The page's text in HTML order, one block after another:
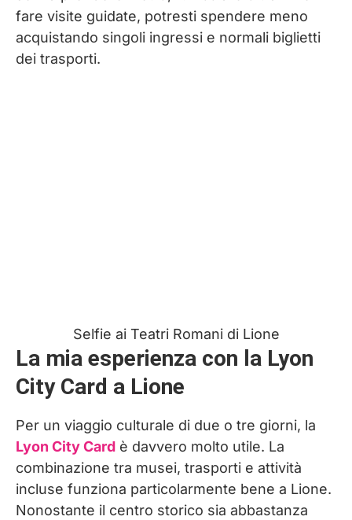
fare visite guidate, potresti spendere meno
acquistando singoli ingressi e normali biglietti
dei trasporti.
Selfie ai Teatri Romani di Lione
La mia esperienza con la Lyon
City Card a Lione
Per un viaggio culturale di due o tre giorni, la
Lyon City Card è davvero molto utile. La
combinazione tra musei, trasporti e attività
incluse funziona particolarmente bene a Lione.
Nonostante il centro storico sia abbastanza